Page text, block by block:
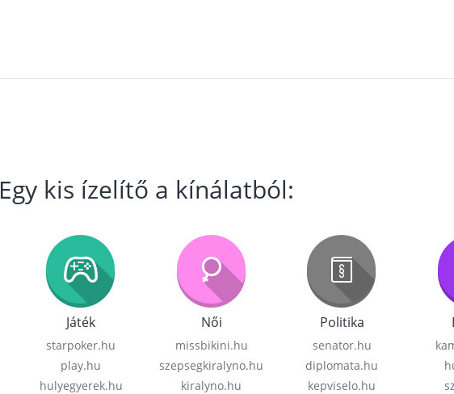
Egy kis ízelítő a kínálatból:
Játék
starpoker.hu
play.hu
hulyegyerek.hu
Női
missbikini.hu
szepsegkiralyno.hu
kiralyno.hu
Politika
senator.hu
diplomata.hu
kepviselo.hu